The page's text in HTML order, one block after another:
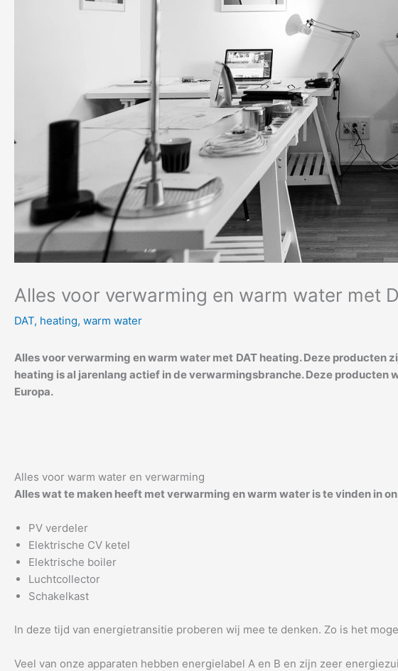
Alles voor verwarming en warm water met
DAT, heating, warm water
Alles voor verwarming en warm water met DAT heating. Deze producten
heating is al jarenlang actief in de verwarmingsbranche. Deze
Europa.
Alles voor warm water en verwarming
Alles wat te maken heeft met verwarming en warm water is te vinden in
PV verdeler
Elektrische CV ketel
Elektrische boiler
Luchtcollector
Schakelkast
In deze tijd van energietransitie proberen wij mee te denken. Zo is het
Veel van onze apparaten hebben energielabel A en B en zijn zeer